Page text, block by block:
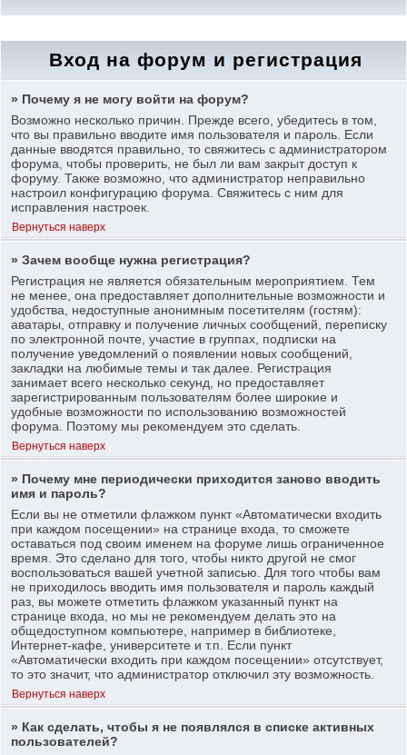
Вход на форум и регистрация
» Почему я не могу войти на форум?
Возможно несколько причин. Прежде всего, убедитесь в том,
что вы правильно вводите имя пользователя и пароль. Если
данные вводятся правильно, то свяжитесь с администратором
форума, чтобы проверить, не был ли вам закрыт доступ к
форуму. Также возможно, что администратор неправильно
настроил конфигурацию форума. Свяжитесь с ним для
исправления настроек.
Вернуться наверх
» Зачем вообще нужна регистрация?
Регистрация не является обязательным мероприятием. Тем
не менее, она предоставляет дополнительные возможности и
удобства, недоступные анонимным посетителям (гостям):
аватары, отправку и получение личных сообщений, переписку
по электронной почте, участие в группах, подписки на
получение уведомлений о появлении новых сообщений,
закладки на любимые темы и так далее. Регистрация
занимает всего несколько секунд, но предоставляет
зарегистрированным пользователям более широкие и
удобные возможности по использованию возможностей
форума. Поэтому мы рекомендуем это сделать.
Вернуться наверх
» Почему мне периодически приходится заново вводить
имя и пароль?
Если вы не отметили флажком пункт «Автоматически входить
при каждом посещении» на странице входа, то сможете
оставаться под своим именем на форуме лишь ограниченное
время. Это сделано для того, чтобы никто другой не смог
воспользоваться вашей учетной записью. Для того чтобы вам
не приходилось вводить имя пользователя и пароль каждый
раз, вы можете отметить флажком указанный пункт на
странице входа, но мы не рекомендуем делать это на
общедоступном компьютере, например в библиотеке,
Интернет-кафе, университете и т.п. Если пункт
«Автоматически входить при каждом посещении» отсутствует,
то это значит, что администратор отключил эту возможность.
Вернуться наверх
» Как сделать, чтобы я не появлялся в списке активных
пользователей?